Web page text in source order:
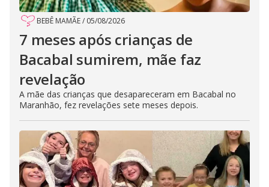
BEBÊ MAMÃE/ 05/08/2026
7 meses após crianças de
Bacabal sumirem, mãe faz
revelação
A mãe das crianças que desapareceram em Bacabal no
Maranhão, fez revelações sete meses depois.